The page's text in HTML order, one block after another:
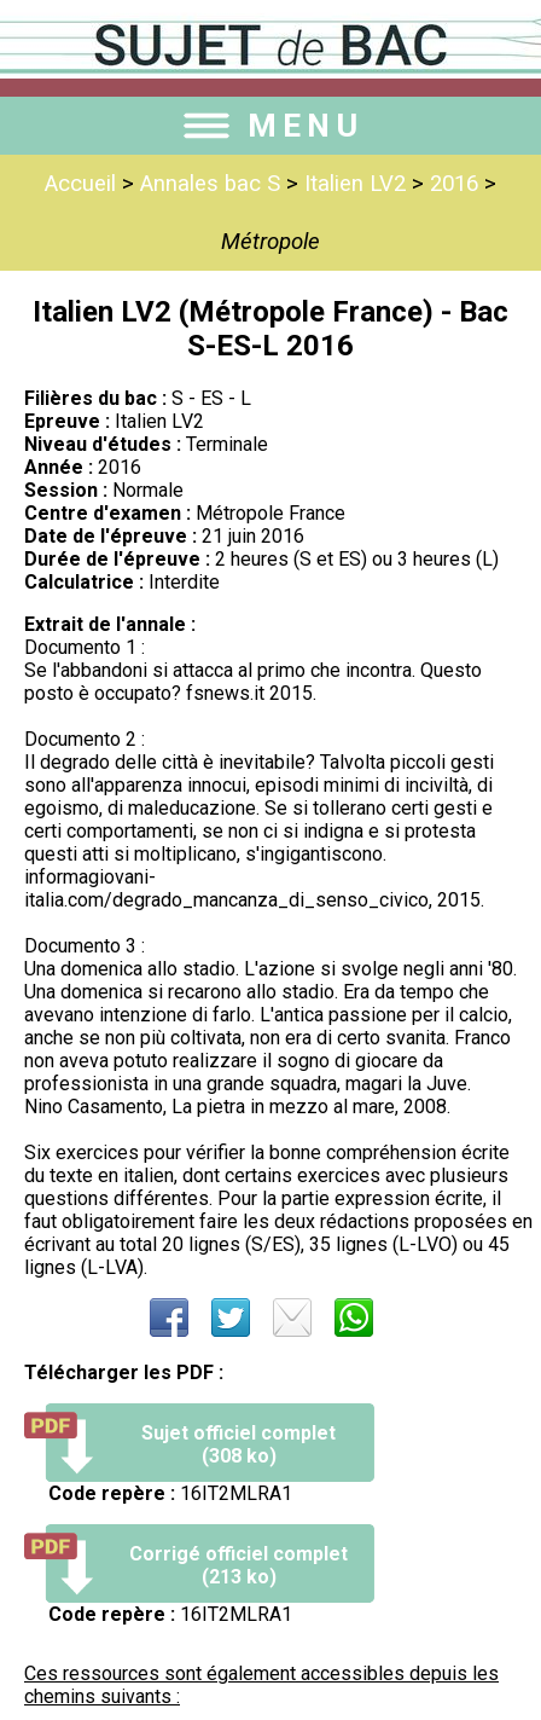
MENU
Accueil > Annales bac S > Italien LV2 > 2016 >
Métropole
Italien LV2 (Métropole France) - Bac
S-ES-L 2016
Filières du bac : S - ES - L
Epreuve : Italien LV2
Niveau d'études : Terminale
Année : 2016
Session : Normale
Centre d'examen : Métropole France
Date de l'épreuve : 21 juin 2016
Durée de l'épreuve : 2 heures (S et ES) ou 3 heures (L)
Calculatrice : Interdite
Extrait de l'annale :
Documento 1 :
Se l'abbandoni si attacca al primo che incontra. Questo
posto è occupato? fsnews.it 2015.
Documento 2 :
Il degrado delle città è inevitabile? Talvolta piccoli gesti
sono all'apparenza innocui, episodi minimi di inciviltà, di
egoismo, di maleducazione. Se si tollerano certi gesti e
certi comportamenti, se non ci si indigna e si protesta
questi atti si moltiplicano, s'ingigantiscono.
informagiovani-
italia.com/degrado_mancanza_di_senso_civico, 2015.
Documento 3 :
Una domenica allo stadio. L'azione si svolge negli anni '80.
Una domenica si recarono allo stadio. Era da tempo che
avevano intenzione di farlo. L'antica passione per il calcio,
anche se non più coltivata, non era di certo svanita. Franco
non aveva potuto realizzare il sogno di giocare da
professionista in una grande squadra, magari la Juve.
Nino Casamento, La pietra in mezzo al mare, 2008.
Six exercices pour vérifier la bonne compréhension écrite
du texte en italien, dont certains exercices avec plusieurs
questions différentes. Pour la partie expression écrite, il
faut obligatoirement faire les deux rédactions proposées en
écrivant au total 20 lignes (S/ES), 35 lignes (L-LVO) ou 45
lignes (L-LVA).
Télécharger les PDF :
Sujet officiel complet
(308 ko)
Code repère : 16IT2MLRA1
Corrigé officiel complet
(213 ko)
Code repère : 16IT2MLRA1
Ces ressources sont également accessibles depuis les
chemins suivants :